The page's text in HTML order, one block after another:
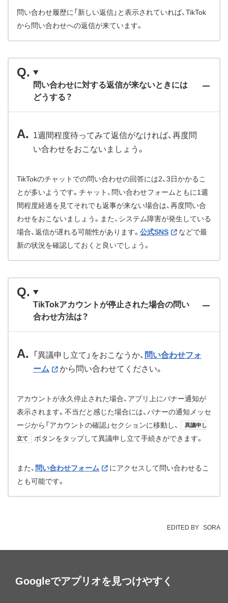
問い合わせ履歴に「新しい返信」と表示されていれば、TikTok
から問い合わせへの返信が来ています。
問い合わせに対する返信が来ないときには
どうする？
1週間程度待ってみて返信がなければ、再度問
い合わせをおこないましょう。
TikTokのチャットでの問い合わせの回答には2、3日かかるこ
とが多いようです。チャット、問い合わせフォームともに1週
間程度経過を見てそれでも返事が来ない場合は、再度問い合
わせをおこないましょう。また、システム障害が発生している
場合、返信が遅れる可能性があります。 公式SNS
などで最
新の状況を確認しておくと良いでしょう。
TikTokアカウントが停止された場合の問い
合わせ方法は？
「異議申し立て」をおこなうか、 問い合わせフォ
ーム
から問い合わせてください。
アカウントが永久停止された場合、アプリ上にバナー通知が
表示されます。不当だと感じた場合には、バナーの通知メッセ
ージから「アカウントの確認」セクションに移動し、
異議申し
立て ボタンをタップして異議申し立て手続きができます。
また、 問い合わせフォーム
にアクセスして問い合わせるこ
とも可能です。
EDITED BY SORA
Googleでアプリオを見つけやすく